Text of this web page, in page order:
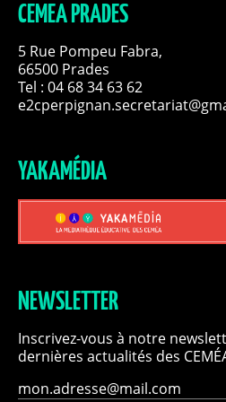
CEMEA PRADES
5 Rue Pompeu Fabra,
66500 Prades
Tel : 04 68 34 63 62
YAKAMÉDIA
NEWSLETTER
Inscrivez-vous à notre
dernières actualités des